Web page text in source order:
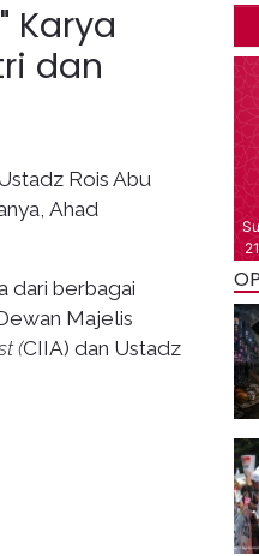
Karya
dan
Rois Abu
Ahad
dari berbagai
Majelis
(CIIA) dan Ustadz